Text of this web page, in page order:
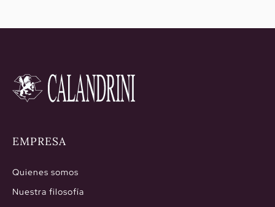
EMPRESA
Quienes somos
Nuestra filosofía